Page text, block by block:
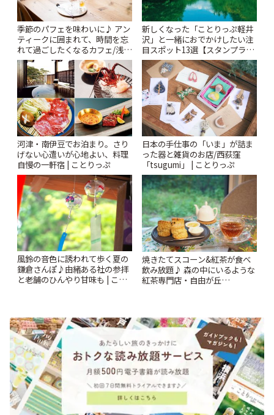
季節のパフェを味わいに♪ アン
ティークに囲まれて、時間を忘
れて過ごしたくなるカフェ/浅草
「annorum cafe」 | ことりっぷ
新しくなった「ことりっぷ軽井
沢」と一緒におでかけしたい注
目スポット13選【スタンプラリ
ー開催中】 | ことりっぷ
河津・南伊豆でお泊まり。さり
げない心遣いが心地よい、料理
自慢の一軒宿 | ことりっぷ
日本の手仕事の「いま」が詰ま
った器と雑貨のお店/西荻窪
「tsugumi」 | ことりっぷ
風鈴の音色に誘われて歩く夏の
鎌倉さんぽ♪由緒ある社の参拝
と老舗のひんやり甘味も | こと
焼きたてスコーン&紅茶が食べ
飲み放題♪ 森の中にいるような
紅茶専門店・自由が丘